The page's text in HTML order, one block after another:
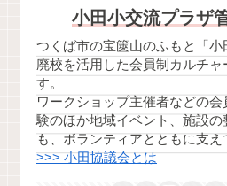
小田小交流プラザ
つくば市の宝篋山のふもと「小
廃校を活用した会員制カルチャ
す。
ワークショップ主催者などの
験のほか地域イベント、施設の
も、ボランティアとともに支え
>>> 小田協議会とは